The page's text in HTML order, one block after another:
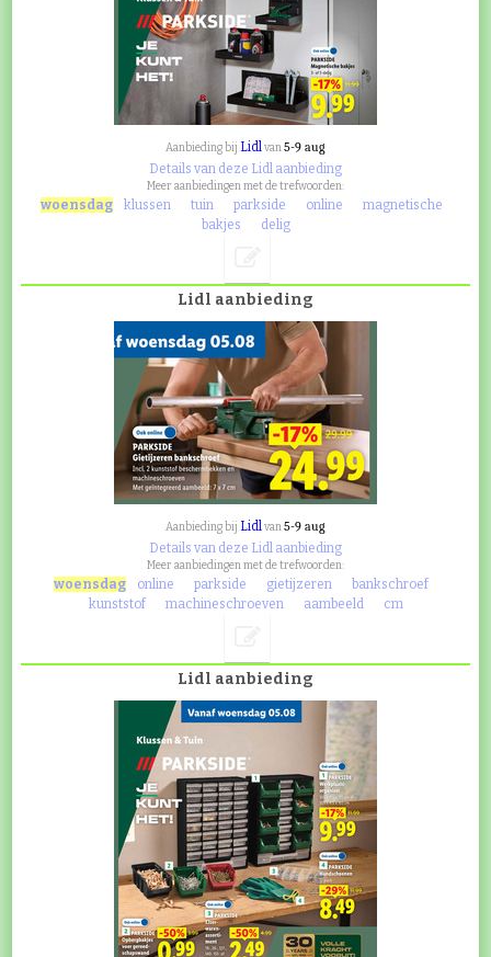
Aanbieding bij Lidlvan5-9 aug
Details van deze Lidl aanbieding
Meer aanbiedingen met de trefwoorden:
woensdag klussen tuin parkside online
magnetische
bakjes
delig
Lidl aanbieding
Aanbieding bij Lidlvan5-9 aug
Details van deze Lidl aanbieding
Meer aanbiedingen met de trefwoorden:
woensdag online parkside gietijzeren
bankschroef
kunststof
machineschroeven aambeeld cm
Lidl aanbieding